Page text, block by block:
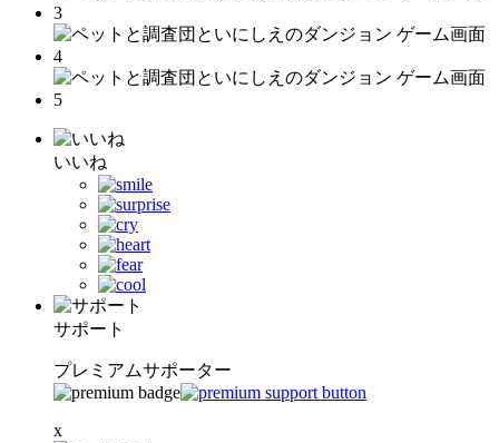
いいね
サポート
プレミアムサポーター
x